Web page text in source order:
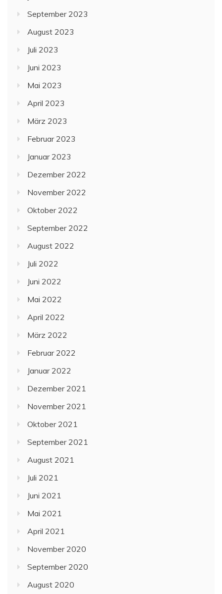
September 2023
August 2023
Juli 2023
Juni 2023
Mai 2023
April 2023
März 2023
Februar 2023
Januar 2023
Dezember 2022
November 2022
Oktober 2022
September 2022
August 2022
Juli 2022
Juni 2022
Mai 2022
April 2022
März 2022
Februar 2022
Januar 2022
Dezember 2021
November 2021
Oktober 2021
September 2021
August 2021
Juli 2021
Juni 2021
Mai 2021
April 2021
November 2020
September 2020
August 2020